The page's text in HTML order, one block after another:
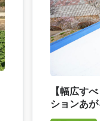
【幅広す
ションあ
ックスポー